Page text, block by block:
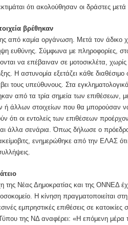
ότι ακολούθησαν οι δράστες μετά
βρέθηκαν
από καμία οργάνωση. Μετά τον άδικο
ευθύνης. Σύμφωνα με πληροφορίες,
να επέβαιναν σε μοτοσικλέτα,
Η αστυνομία εξετάζει κάθε διαθέσιμο
τους υπεύθυνους. Στα
από τα τρία σημεία των επιθέσεων,
ή άλλων στοιχείων που θα μπορούσαν
ότι οι εντολείς των επιθέσεων
άλλα σενάρια. Όπως δήλωσε ο
ενημερώθηκε από την ΕΛΑΣ ότι
της Νέας Δημοκρατίας και της ΟΝΝΕΔ
Η κίνηση πραγματοποιείται
εμπρηστικές επιθέσεις σε κατοικίες
της ΝΔ αναφέρει: «Η επόμενη μέρα